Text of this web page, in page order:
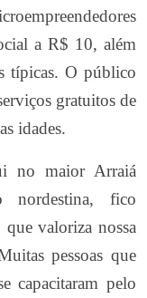
a R$ 10, além
típicas. O público
gratuitos de
idades.
no maior Arraiá
fico
valoriza nossa
pessoas que
capacitaram pelo